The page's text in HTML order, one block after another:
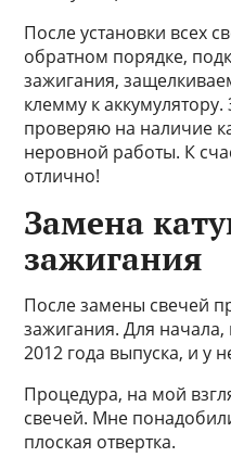
После установки всех
обратном порядке,
зажигания,
клемму к аккумулятору.
проверяю на наличие
неровной работы. К
отлично!
Замена
зажигания
После замены свечей
зажигания. Для
2012 года выпуска, и у
Процедура, на мой
свечей. Мне
плоская отвертка.